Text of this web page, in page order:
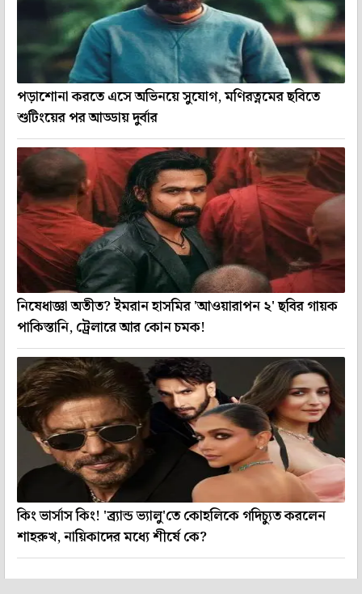
পড়াশোনা করতে এসে অভিনয়ে সুযোগ, মণিরত্নমের ছবিতে
শুটিংয়ের পর আড্ডায় দুর্বার
নিষেধাজ্ঞা অতীত? ইমরান হাসমির 'আওয়ারাপন ২' ছবির গায়ক
পাকিস্তানি, ট্রেলারে আর কোন চমক!
কিং ভার্সাস কিং! 'ব্র্যান্ড ভ্যালু'তে কোহলিকে গদিচ্যুত করলেন
শাহরুখ, নায়িকাদের মধ্যে শীর্ষে কে?